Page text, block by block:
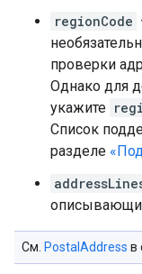
regionCode
проверки
Однако для
укажите
Список
разделе
См. PostalAddress в